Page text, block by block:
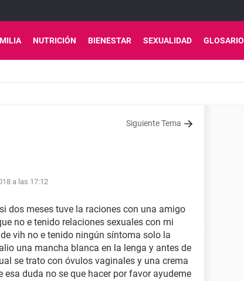
NUTRICIÓN BIENESTAR SEXUALIDAD GLOSARIO
Siguiente Tema
a las 17:12
dos meses tuve la raciones con una amigo
no e tenido relaciones sexuales con mi
vih no e tenido ningún síntoma solo la
una mancha blanca en la lenga y antes de
se trato con óvulos vaginales y una crema
duda no se que hacer por favor ayudeme